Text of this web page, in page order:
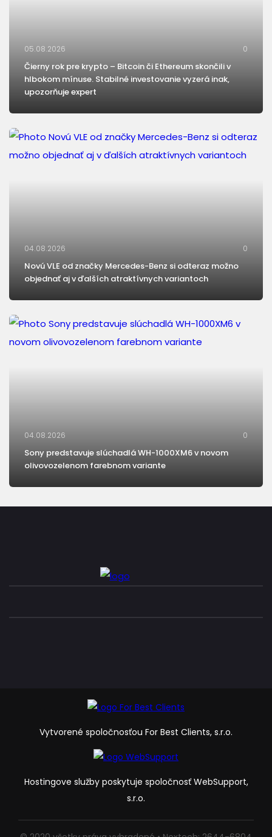
05.08.2026 0
Čierny rok pre krypto – Bitcoin či Ethereum skončili v
hlbokom mínuse. Stabilné investovanie vyzerá inak,
upozorňuje expert
04.08.2026 0
Novú VLE od značky Mercedes-Benz si odteraz možno
objednať aj v ďalších atraktívnych variantoch
04.08.2026 0
Sony predstavuje slúchadlá WH-1000XM6 v novom
olivovozelenom farebnom variante
Vytvorené spoločnosťou For Best Clients, s.r.o.
Hostingove služby poskytuje spoločnosť WebSupport,
s.r.o.